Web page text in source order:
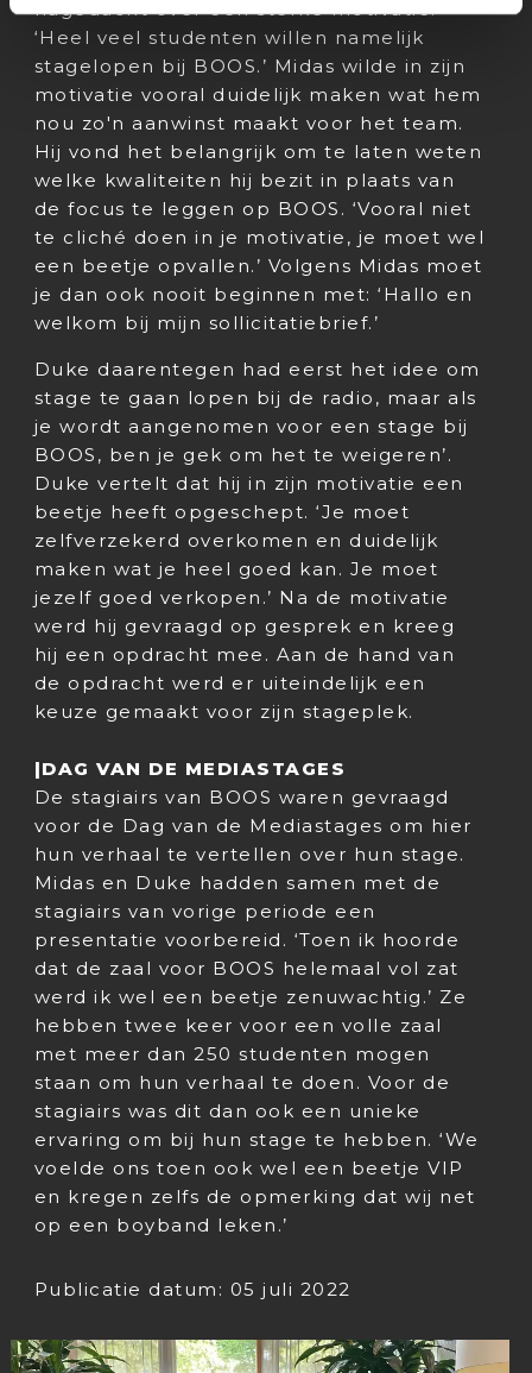
nagedacht over een sterke motivatie.
‘Heel veel studenten willen namelijk
stagelopen bij BOOS.’ Midas wilde in zijn
motivatie vooral duidelijk maken wat hem
nou zo'n aanwinst maakt voor het team.
Hij vond het belangrijk om te laten weten
welke kwaliteiten hij bezit in plaats van
de focus te leggen op BOOS. ‘Vooral niet
te cliché doen in je motivatie, je moet wel
een beetje opvallen.’ Volgens Midas moet
je dan ook nooit beginnen met: ‘Hallo en
welkom bij mijn sollicitatiebrief.’
Duke daarentegen had eerst het idee om
stage te gaan lopen bij de radio, maar als
je wordt aangenomen voor een stage bij
BOOS, ben je gek om het te weigeren’.
Duke vertelt dat hij in zijn motivatie een
beetje heeft opgeschept. ‘Je moet
zelfverzekerd overkomen en duidelijk
maken wat je heel goed kan. Je moet
jezelf goed verkopen.’ Na de motivatie
werd hij gevraagd op gesprek en kreeg
hij een opdracht mee. Aan de hand van
de opdracht werd er uiteindelijk een
keuze gemaakt voor zijn stageplek.
|DAG VAN DE MEDIASTAGES
De stagiairs van BOOS waren gevraagd
voor de Dag van de Mediastages om hier
hun verhaal te vertellen over hun stage.
Midas en Duke hadden samen met de
stagiairs van vorige periode een
presentatie voorbereid. ‘Toen ik hoorde
dat de zaal voor BOOS helemaal vol zat
werd ik wel een beetje zenuwachtig.’ Ze
hebben twee keer voor een volle zaal
met meer dan 250 studenten mogen
staan om hun verhaal te doen. Voor de
stagiairs was dit dan ook een unieke
ervaring om bij hun stage te hebben. ‘We
voelde ons toen ook wel een beetje VIP
en kregen zelfs de opmerking dat wij net
op een boyband leken.’
Publicatie datum: 05 juli 2022